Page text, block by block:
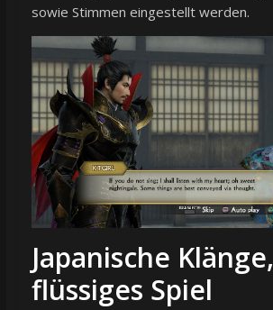
sowie Stimmen eingestellt werden.
Japanische Klänge,
flüssiges Spiel